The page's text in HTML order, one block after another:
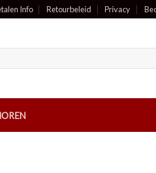
Info Retourbeleid Privacy